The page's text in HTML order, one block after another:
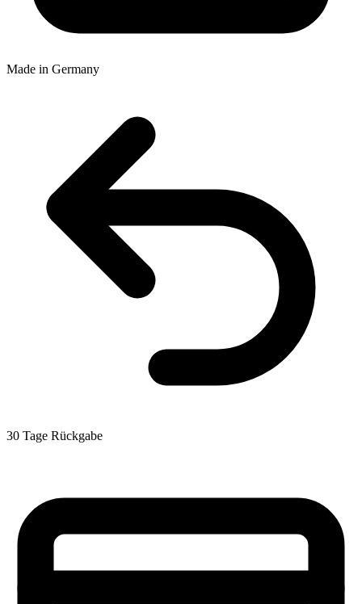
Made in Germany
30 Tage Rückgabe